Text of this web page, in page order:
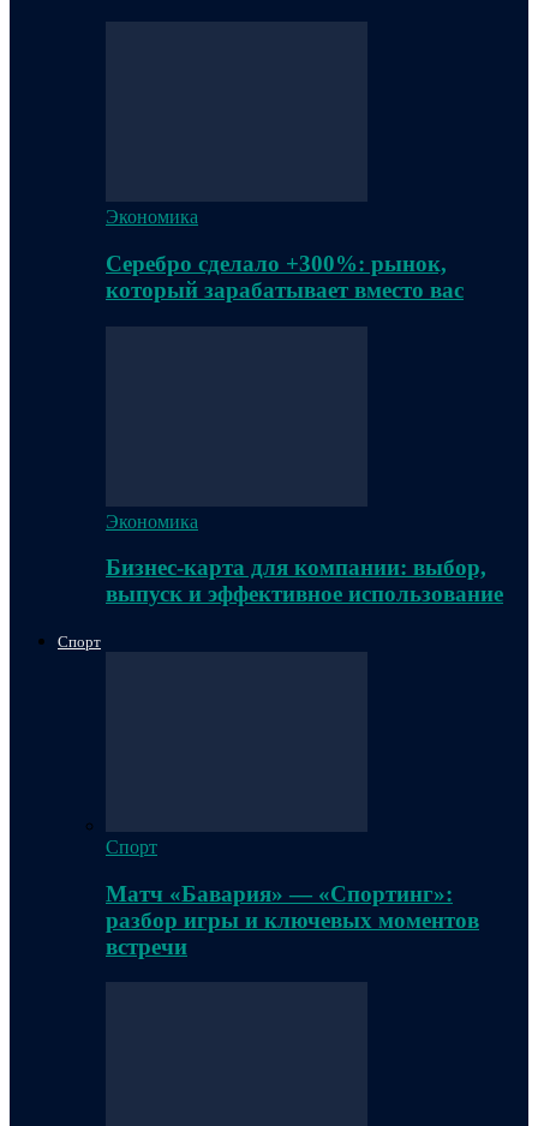
Экономика
Серебро сделало +300%: рынок,
который зарабатывает вместо вас
Экономика
Бизнес-карта для компании: выбор,
выпуск и эффективное использование
Спорт
Спорт
Матч «Бавария» — «Спортинг»:
разбор игры и ключевых моментов
встречи